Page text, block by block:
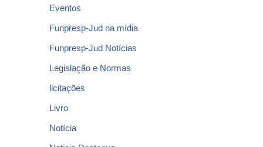
Eventos
Funpresp-Jud na mídia
Funpresp-Jud Notícias
Legislação e Normas
licitações
Livro
Notícia